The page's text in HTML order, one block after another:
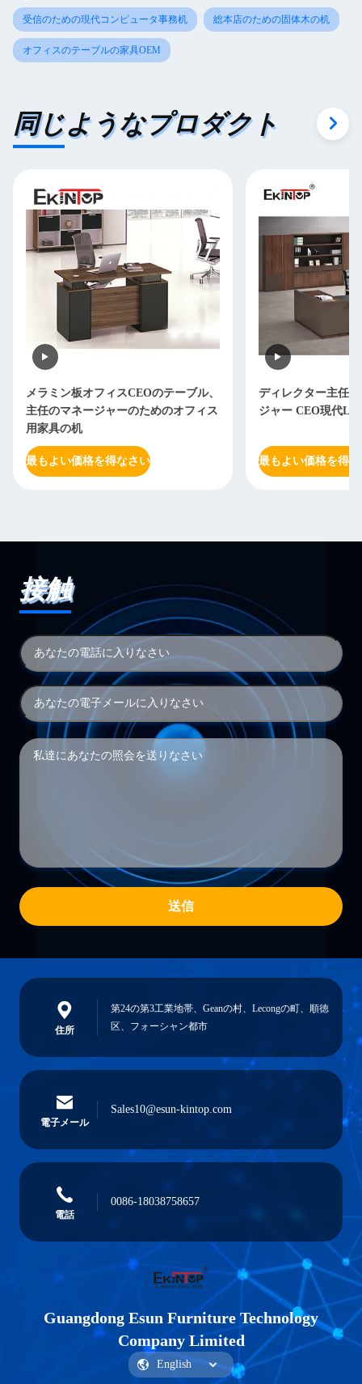
受信のための現代コンピュータ事務机 総本店のための固体木の机
オフィスのテーブルの家具OEM
同じようなプロダクト
メラミン板オフィスCEOのテーブル、
主任のマネージャーのためのオフィス
用家具の机
最もよい価格を得なさい
ディレクター主任
ジャー CEO現代L
最もよい価格を得
接触
送信
住所
第24の第3工業地帯、Geanの村、Lecongの町、順徳
区、フォーシャン都市
電子メール
Sales10@esun-kintop.com
電話
0086-18038758657
Guangdong Esun Furniture Technology
Company Limited